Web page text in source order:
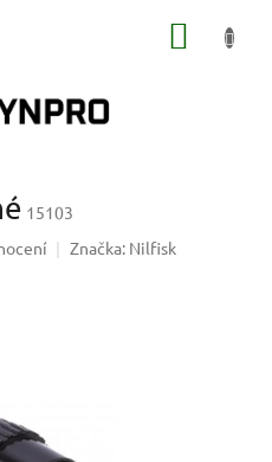
15103
Značka: Nilfisk